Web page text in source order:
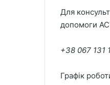
Для
допомоги
+38 067 131
Графік